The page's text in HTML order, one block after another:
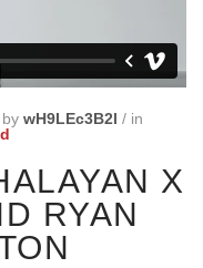
by wH9LEc3B2l / in
X
RYAN